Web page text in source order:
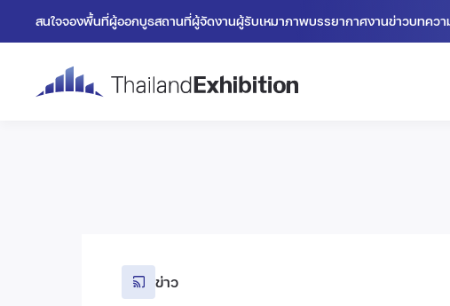
สนใจจองพื้นที่ผู้ออกบูธสถานที่ผู้จัดงานผู้รับเหมาภาพบรรยากาศงานข่าวบทควา
ข่าว